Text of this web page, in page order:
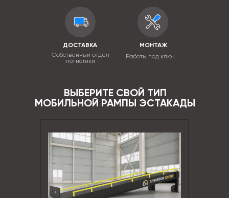
ДОСТАВКА
Собственный отдел
логистики
МОНТАЖ
Работы под ключ
ВЫБЕРИТЕ СВОЙ ТИП
МОБИЛЬНОЙ РАМПЫ ЭСТАКАДЫ